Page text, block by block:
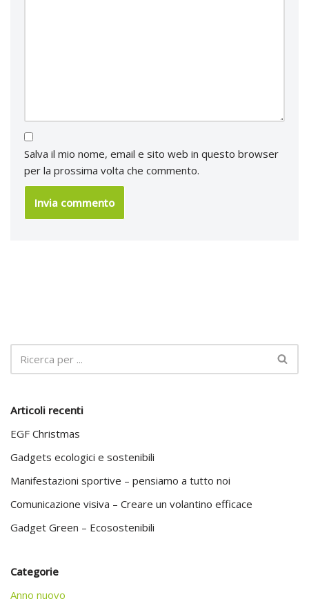
Salva il mio nome, email e sito web in questo browser
per la prossima volta che commento.
Articoli recenti
EGF Christmas
Gadgets ecologici e sostenibili
Manifestazioni sportive – pensiamo a tutto noi
Comunicazione visiva – Creare un volantino efficace
Gadget Green – Ecosostenibili
Categorie
Anno nuovo